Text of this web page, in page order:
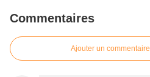
Commentaires
Ajouter un commentaire